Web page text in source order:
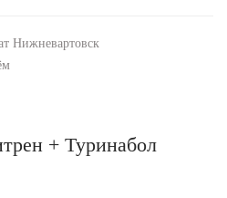
Нижневартовск
+ Туринабол